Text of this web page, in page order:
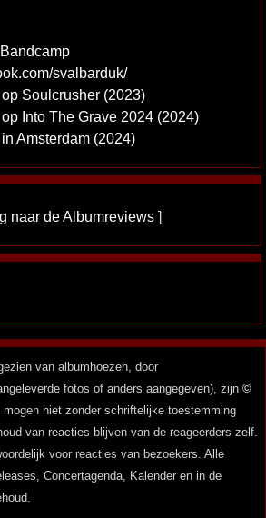
svalbarduk/
Soulcrusher (2023)
Into The Grave 2024 (2024)
Amsterdam (2024)
naar de Albumreviews ]
van albumhoezen, door
fotos of anders aangegeven), zijn ©
mogen niet zonder schriftelijke toestemming
van reacties blijven van de reageerders zelf.
voor reacties van bezoekers. Alle
Concertagenda, Kalender en in de